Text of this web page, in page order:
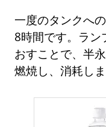
一度のタンクへ
8時間です。ラン
おすことで、半
燃焼し、消耗しま